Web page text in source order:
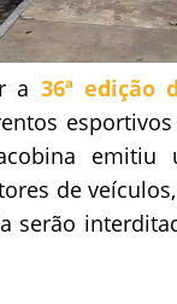
a 36ª edição
emitiu
de
serão